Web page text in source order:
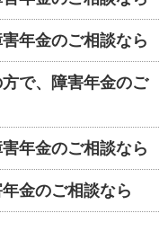
年金のご相談なら
で、障害年金のご
年金のご相談なら
金のご相談なら